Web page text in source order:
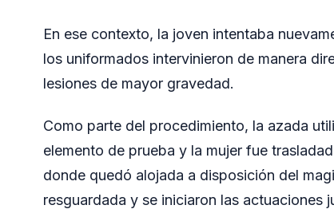
En ese contexto, la joven intentaba
los uniformados intervinieron de manera
lesiones de mayor gravedad.
Como parte del procedimiento, la azada
elemento de prueba y la mujer fue
donde quedó alojada a disposición del
resguardada y se iniciaron las actuaciones